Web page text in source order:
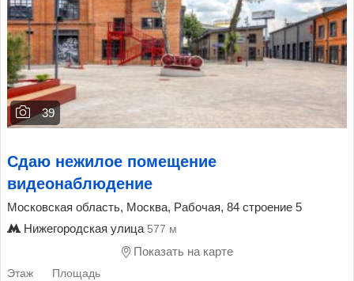
39
Сдаю нежилое помещение
видеонаблюдение
Московская область, Москва, Рабочая, 84 строение 5
Нижегородская улица 577 м
Показать на карте